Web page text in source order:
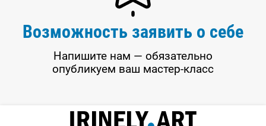
Возможность заявить о себе
Напишите нам — обязательно
опубликуем ваш мастер-класс